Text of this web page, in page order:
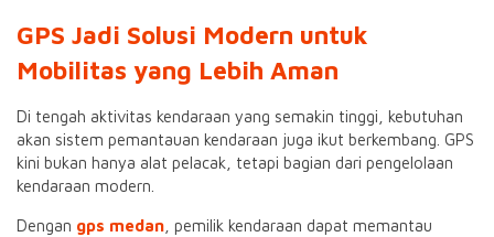
GPS Jadi Solusi Modern untuk
Mobilitas yang Lebih Aman
Di tengah aktivitas kendaraan yang semakin tinggi, kebutuhan
akan sistem pemantauan kendaraan juga ikut berkembang. GPS
kini bukan hanya alat pelacak, tetapi bagian dari pengelolaan
kendaraan modern.
Dengan gps medan , pemilik kendaraan dapat memantau